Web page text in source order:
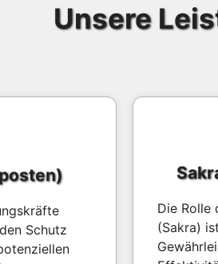
Unsere
Schutz
Die Rolle
(Sakra)